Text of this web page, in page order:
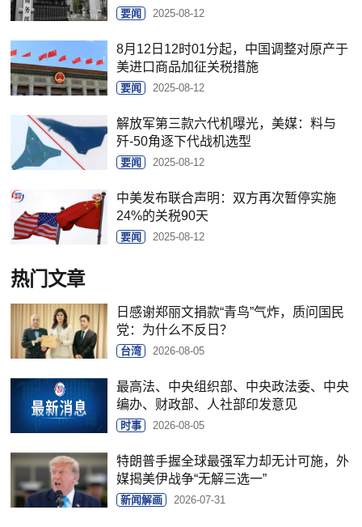
要闻 2025-08-12
8月12日12时01分起，中国调整对原产于
美进口商品加征关税措施
要闻 2025-08-12
解放军第三款六代机曝光，美媒：料与
歼-50角逐下代战机选型
要闻 2025-08-12
中美发布联合声明：双方再次暂停实施
24%的关税90天
要闻 2025-08-12
热门文章
日感谢郑丽文捐款“青鸟”气炸，质问国民
党：为什么不反日？
台湾 2026-08-05
最高法、中央组织部、中央政法委、中央
编办、财政部、人社部印发意见
时事 2026-08-05
特朗普手握全球最强军力却无计可施，外
媒揭美伊战争“无解三选一”
新闻解画 2026-07-31